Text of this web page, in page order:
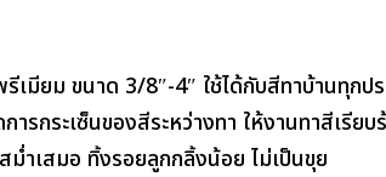
เมียม ขนาด 3/8″-4″ ใช้ได้กับสีทาบ้านทุกปร
รกระเซ็นของสีระหว่างทา ให้งานทาสีเรีย
ม่ำเสมอ ทิ้งรอยลูกกลิ้งน้อย ไม่เป็นขุย